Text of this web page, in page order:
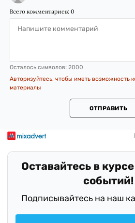
Всего комментариев: 0
Осталось символов: 2000
Авторизуйтесь, чтобы иметь возможность
материалы
ОТПРАВИТЬ
Оставайтесь в
событий!
Подписывайтесь на наш